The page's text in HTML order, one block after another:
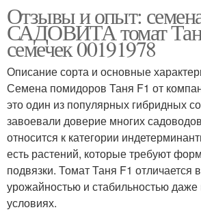
Отзывы и опыт:
САДОВИТА томат
семечек 00191978
Описание сорта и основные
Семена помидоров Таня F1 от
это один из популярных гибридных
завоевали доверие многих
относится к категории
есть растений, которые требуют
подвязки. Томат Таня F1 отличается
урожайностью и стабильностью
условиях.